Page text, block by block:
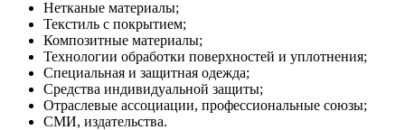
Нетканые материалы;
Текстиль с покрытием;
Композитные материалы;
Технологии обработки поверхностей и уплотнения;
Специальная и защитная одежда;
Средства индивидуальной защиты;
Отраслевые ассоциации, профессиональные союзы;
СМИ, издательства.